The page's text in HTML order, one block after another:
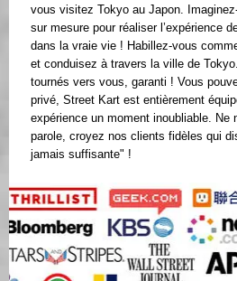
vous visitez Tokyo au Japon.
sur mesure pour réaliser l’expérience
dans la vraie vie ! Habillez-vous
et conduisez à travers la ville de
tournés vers vous, garanti ! Vous
privé, Street Kart est entièrement
expérience un moment inoubliable. Ne
parole, croyez nos clients fidèles qui
jamais suffisante" !